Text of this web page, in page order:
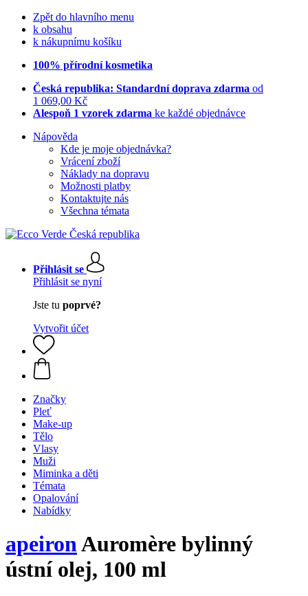
Zpět do hlavního menu
k obsahu
k nákupnímu košíku
100% přírodní kosmetika
Česká republika: Standardní doprava zdarma od
1 069,00 Kč
Alespoň 1 vzorek zdarma ke každé objednávce
Nápověda
Kde je moje objednávka?
Vrácení zboží
Náklady na dopravu
Možnosti platby
Kontaktujte nás
Všechna témata
Přihlásit se
Přihlásit se nyní
Jste tu poprvé?
Vytvořit účet
Značky
Pleť
Make-up
Tělo
Vlasy
Muži
Miminka a děti
Témata
Opalování
Nabídky
apeironAuromère bylinný
ústní olej, 100 ml